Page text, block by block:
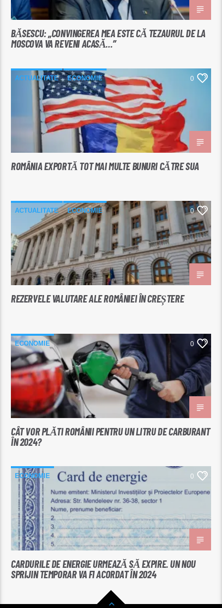
BĂSESCU: „CONVINGEREA MEA ESTE CĂ TEZAURUL DE LA
MOSCOVA VA REVENI ACASĂ…”
ACTUALITATE ECONOMIE 0
ROMÂNIA EXPORTĂ TOT MAI MULTE BUNURI CĂTRE SUA
ACTUALITATE ECONOMIE 0
REZERVELE VALUTARE ALE ROMÂNIEI ÎN CREȘTERE
ECONOMIE 0
CÂT VOR PLĂTI ROMÂNII PENTRU UN LITRU DE CARBURANT
ÎN 2024?
ECONOMIE 0
CARDURILE DE ENERGIE URMEAZĂ SĂ EXPIRE. UN NOU
SPRIJIN TEMPORAR VA FI ACORDAT ÎN 2024